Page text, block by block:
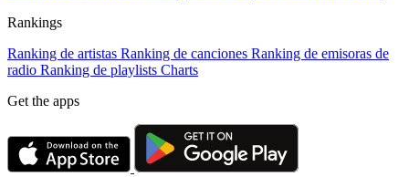
Rankings
Ranking de artistas Ranking de canciones Ranking de emisoras de
radio Ranking de playlists Charts
Get the apps